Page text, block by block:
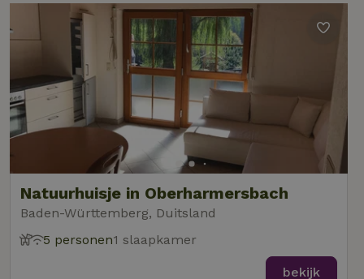
Natuurhuisje in Oberharmersbach
Baden-Württemberg, Duitsland
5 personen1 slaapkamer
bekijk